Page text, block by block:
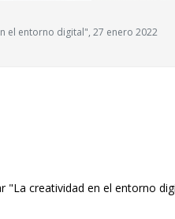
el entorno digital", 27 enero 2022
"La creatividad en el entorno